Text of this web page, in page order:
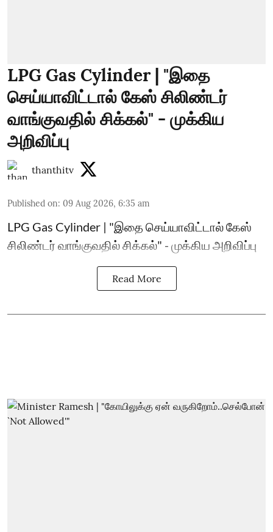
LPG Gas Cylinder | "இதை
செய்யாவிட்டால் கேஸ் சிலிண்டர்
வாங்குவதில் சிக்கல்" - முக்கிய
அறிவிப்பு
thanthitv
Published on: 09 Aug 2026, 6:35 am
LPG Gas Cylinder | "இதை செய்யாவிட்டால் கேஸ்
சிலிண்டர் வாங்குவதில் சிக்கல்" - முக்கிய அறிவிப்பு
Read More